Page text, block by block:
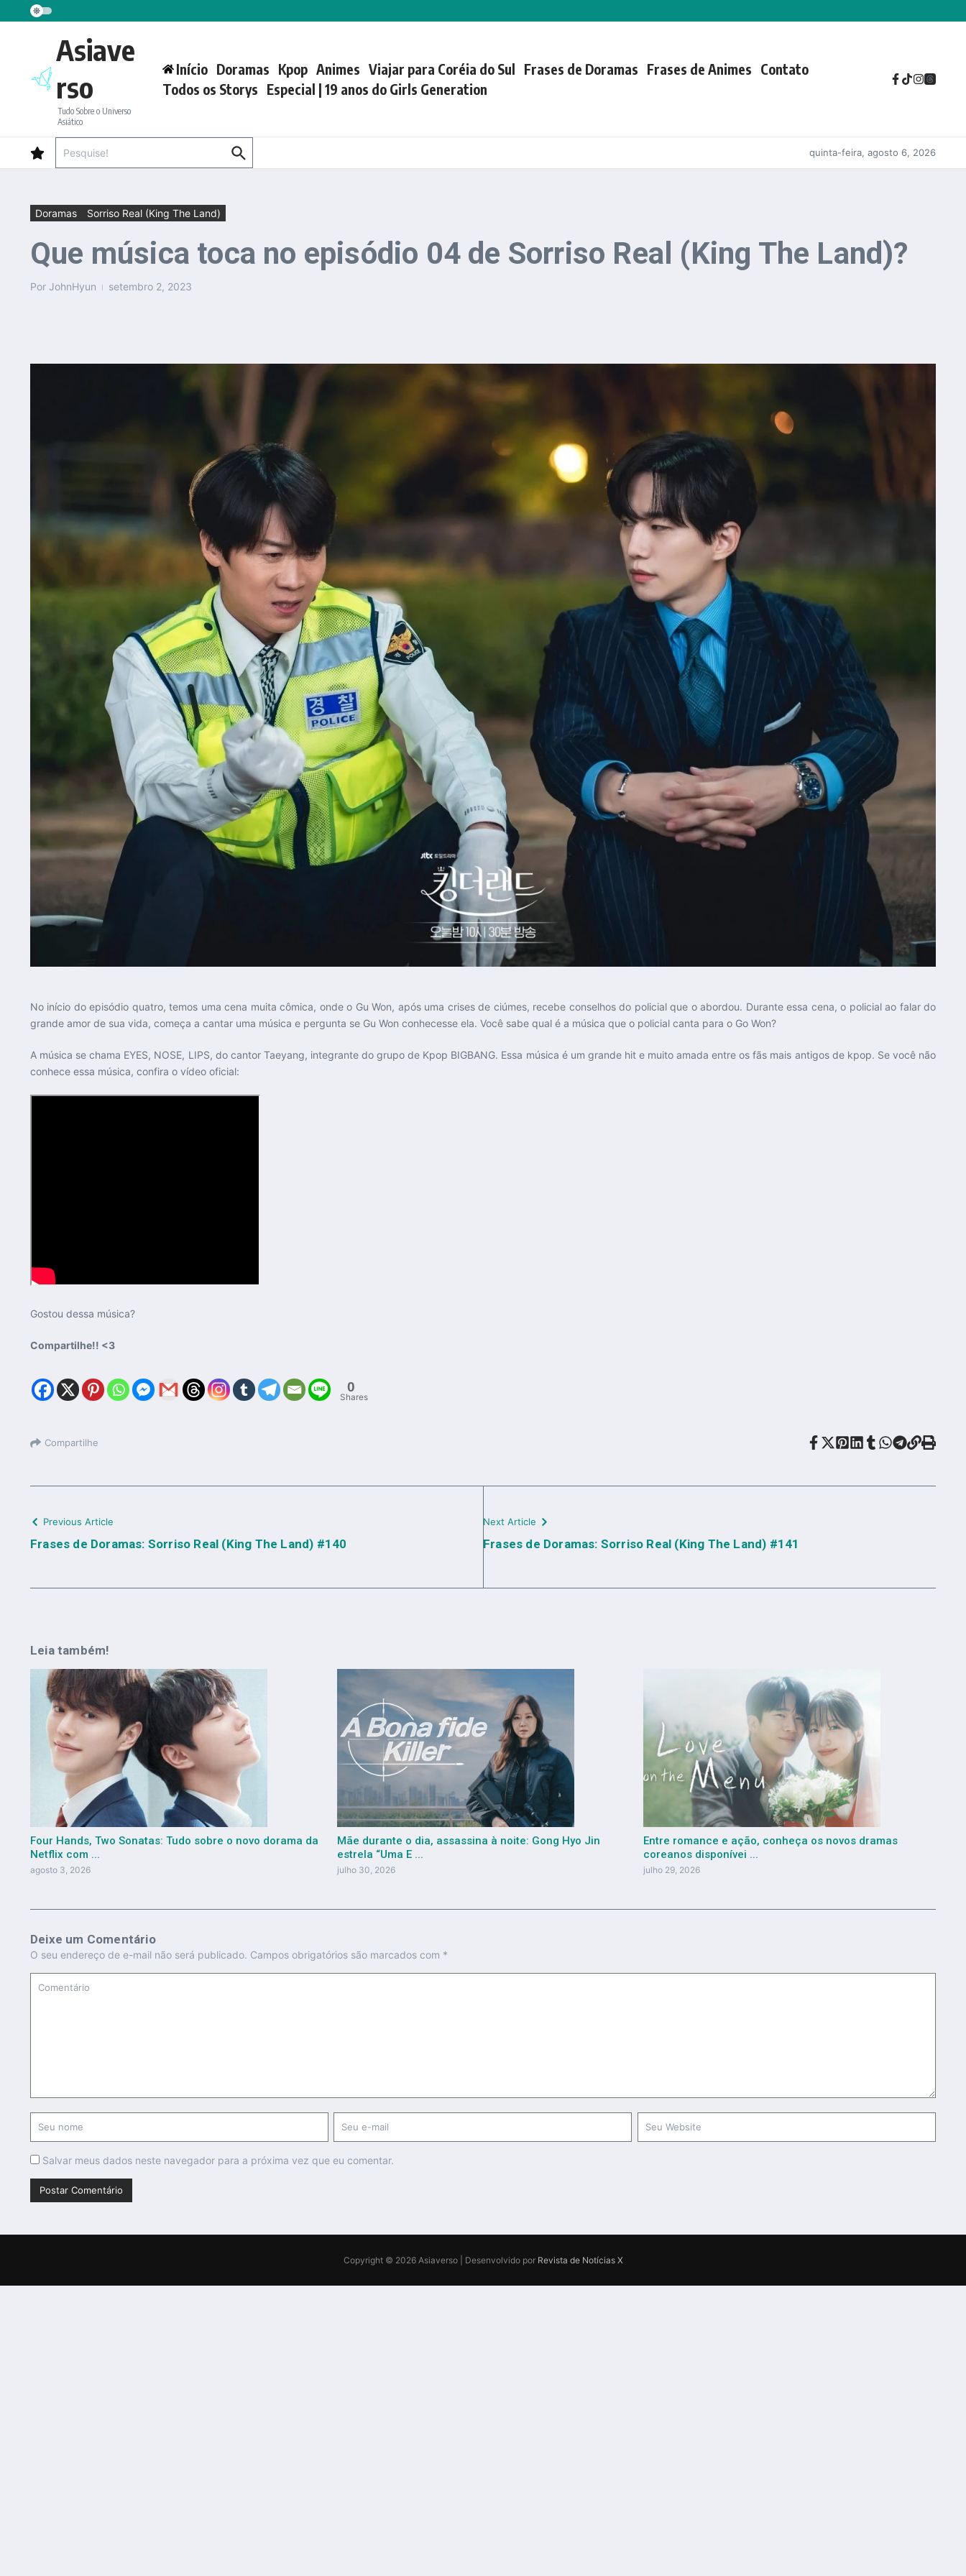
Ir para o conteúdo
Asiave
rso
Tudo Sobre o Universo
Asiático
Início Doramas Kpop Animes Viajar para Coréia do Sul Frases de Doramas Frases de Animes Contato
Todos os Storys Especial | 19 anos do Girls Generation
quinta-feira, agosto 6, 2026
Doramas Sorriso Real (King The Land)
Que música toca no episódio 04 de Sorriso Real (King The Land)?
Por JohnHyun setembro 2, 2023
No início do episódio quatro, temos uma cena muita cômica, onde o Gu Won, após uma crises de ciúmes, recebe conselhos do policial que o abordou. Durante essa cena, o policial ao falar do
grande amor de sua vida, começa a cantar uma música e pergunta se Gu Won conhecesse ela. Você sabe qual é a música que o policial canta para o Go Won?
A música se chama EYES, NOSE, LIPS, do cantor Taeyang, integrante do grupo de Kpop BIGBANG. Essa música é um grande hit e muito amada entre os fãs mais antigos de kpop. Se você não
conhece essa música, confira o vídeo oficial:
Gostou dessa música?
Compartilhe!! <3
0
Shares
Compartilhe
Previous Article
Frases de Doramas: Sorriso Real (King The Land) #140
Next Article
Frases de Doramas: Sorriso Real (King The Land) #141
Leia também!
Four Hands, Two Sonatas: Tudo sobre o novo dorama da
Netflix com ...
agosto 3, 2026
Mãe durante o dia, assassina à noite: Gong Hyo Jin
estrela “Uma E ...
julho 30, 2026
Entre romance e ação, conheça os novos dramas
coreanos disponívei ...
julho 29, 2026
Deixe um Comentário
O seu endereço de e-mail não será publicado. Campos obrigatórios são marcados com *
Salvar meus dados neste navegador para a próxima vez que eu comentar.
Copyright © 2026 Asiaverso | Desenvolvido por Revista de Notícias X